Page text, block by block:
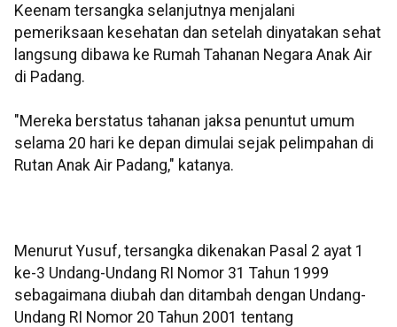
Keenam tersangka selanjutnya menjalani
pemeriksaan kesehatan dan setelah dinyatakan sehat
langsung dibawa ke Rumah Tahanan Negara Anak Air
di Padang.
"Mereka berstatus tahanan jaksa penuntut umum
selama 20 hari ke depan dimulai sejak pelimpahan di
Rutan Anak Air Padang," katanya.
Menurut Yusuf, tersangka dikenakan Pasal 2 ayat 1
ke-3 Undang-Undang RI Nomor 31 Tahun 1999
sebagaimana diubah dan ditambah dengan Undang-
Undang RI Nomor 20 Tahun 2001 tentang